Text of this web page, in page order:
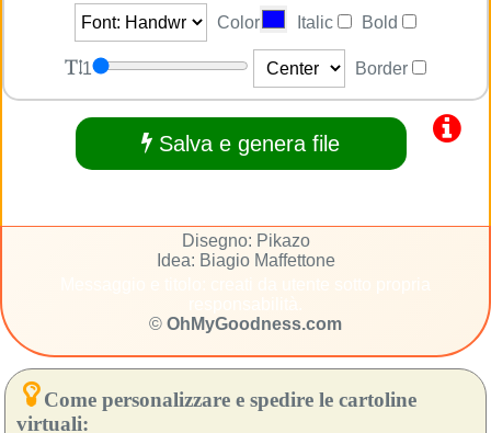
Color Italic Bold
1 Border
Salva e genera file
Disegno: Pikazo
Idea: Biagio Maffettone
© OhMyGoodness.com
Come personalizzare e spedire le cartoline
virtuali: